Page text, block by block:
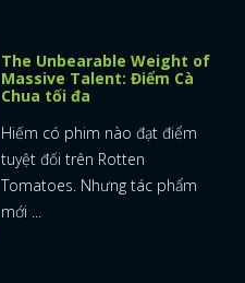
The Unbearable Weight of
Massive Talent: Điểm Cà
Chua tối đa
Hiếm có phim nào đạt điểm
tuyệt đối trên Rotten
Tomatoes. Nhưng tác phẩm
mới ...